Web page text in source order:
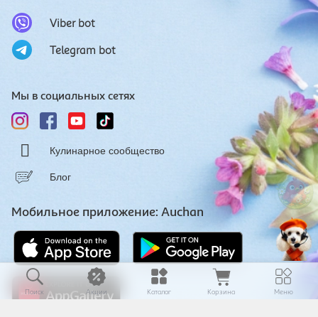
Viber bot
Telegram bot
Мы в социальных сетях
Кулинарное сообщество
Блог
Мобильное приложение: Auchan
Поиск Акции Каталог Корзина Меню